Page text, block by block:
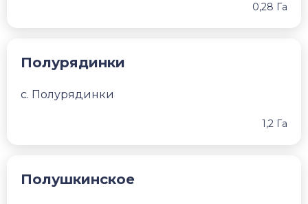
0,28 Га
Полурядинки
с. Полурядинки
1,2 Га
Полушкинское